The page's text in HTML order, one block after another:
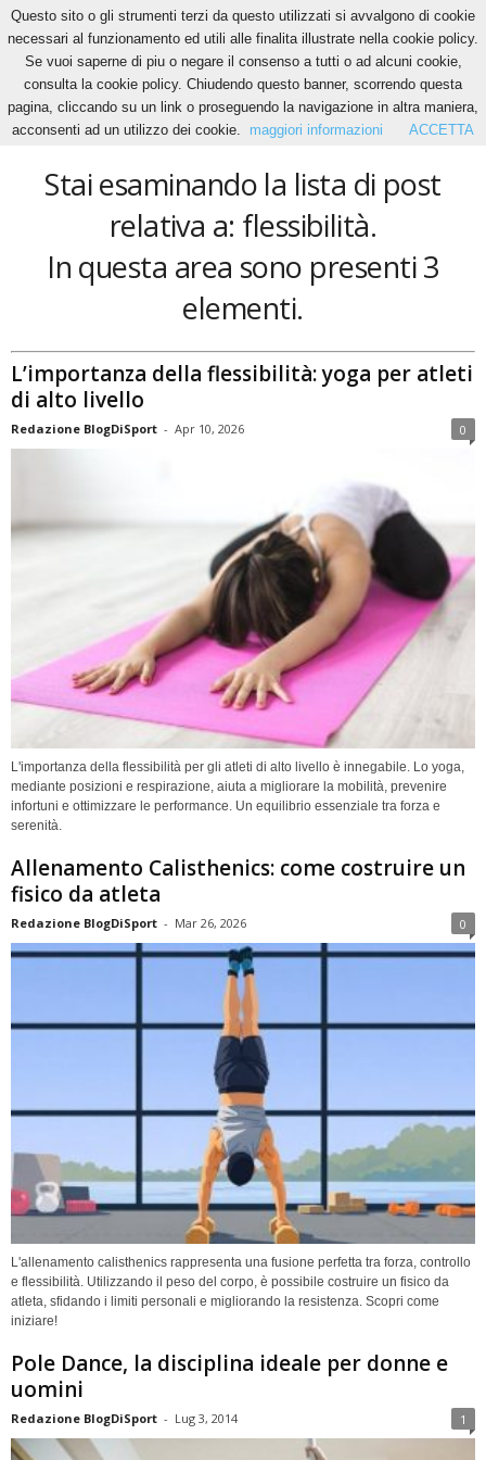
Home Tags Flessibilità
flessibilità
Stai esaminando la lista di post
relativa a: flessibilità.
In questa area sono presenti 3
elementi.
L’importanza della flessibilità: yoga per atleti
di alto livello
Redazione BlogDiSport - Apr 10, 2026 0
L'importanza della flessibilità per gli atleti di alto livello è innegabile. Lo yoga,
mediante posizioni e respirazione, aiuta a migliorare la mobilità, prevenire
infortuni e ottimizzare le performance. Un equilibrio essenziale tra forza e
serenità.
Allenamento Calisthenics: come costruire un
fisico da atleta
Redazione BlogDiSport - Mar 26, 2026 0
L'allenamento calisthenics rappresenta una fusione perfetta tra forza, controllo
e flessibilità. Utilizzando il peso del corpo, è possibile costruire un fisico da
atleta, sfidando i limiti personali e migliorando la resistenza. Scopri come
iniziare!
Pole Dance, la disciplina ideale per donne e
uomini
Redazione BlogDiSport - Lug 3, 2014 1
Questo sito o gli strumenti terzi da questo utilizzati si avvalgono di cookie
necessari al funzionamento ed utili alle finalita illustrate nella cookie policy.
Se vuoi saperne di piu o negare il consenso a tutti o ad alcuni cookie,
consulta la cookie policy. Chiudendo questo banner, scorrendo questa
pagina, cliccando su un link o proseguendo la navigazione in altra maniera,
acconsenti ad un utilizzo dei cookie.
maggiori informazioni ACCETTA